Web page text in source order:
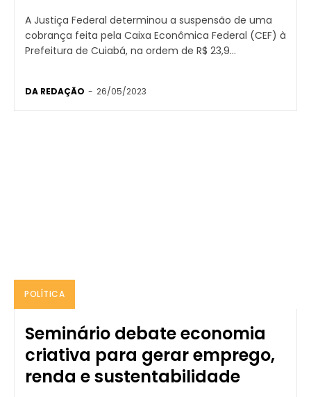
A Justiça Federal determinou a suspensão de uma
cobrança feita pela Caixa Econômica Federal (CEF) à
Prefeitura de Cuiabá, na ordem de R$ 23,9...
DA REDAÇÃO - 26/05/2023
POLÍTICA
Seminário debate economia
criativa para gerar emprego,
renda e sustentabilidade